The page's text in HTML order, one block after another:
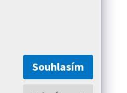
Souhlasím